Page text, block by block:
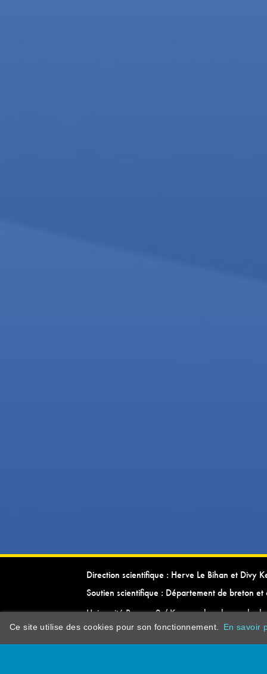
Direction scientifique : Herve Le Bihan et Divy
Soutien scientifique : Département de breton et
Université Rennes 2 / Kevrenn brezhoneg ha
Ce site utilise des cookies pour son fonctionnement. En savoir